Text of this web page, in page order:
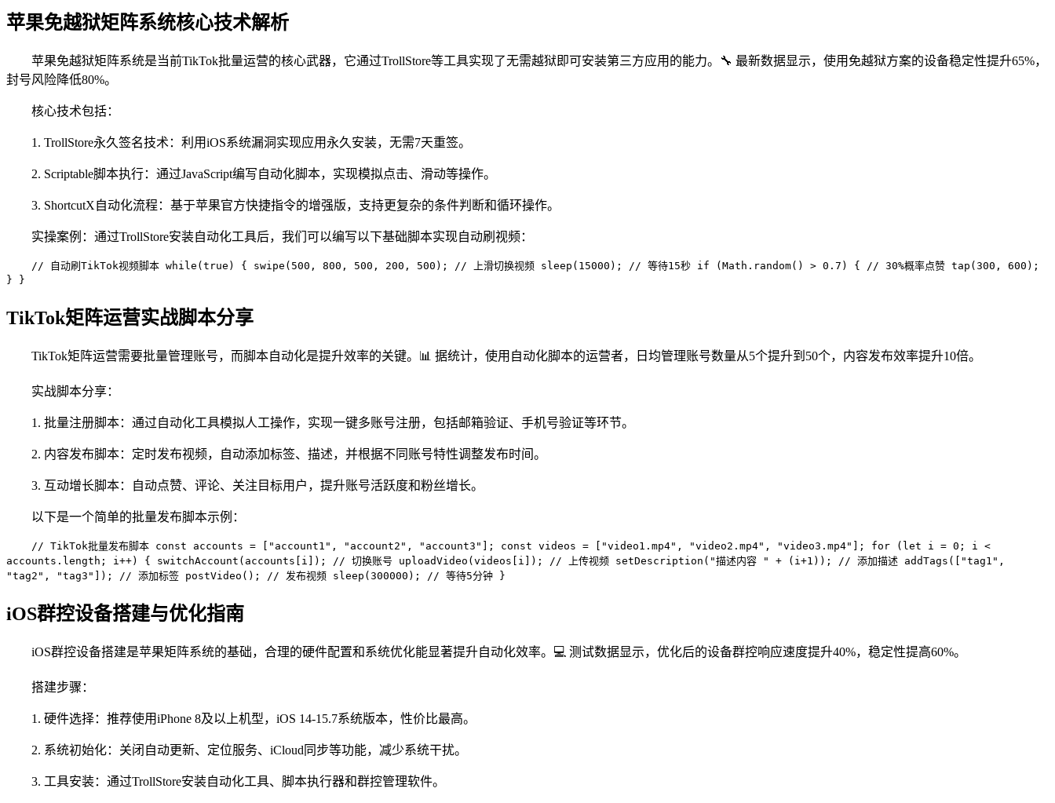
苹果免越狱矩阵系统核心技术解析
苹果免越狱矩阵系统是当前TikTok批量运营的核心武器，它通过TrollStore等工具实现了无需越狱即可安装第三方应用的能力。🔧 最新数据显示，使用免越狱方案的设备稳定性提升65%，
封号风险降低80%。
核心技术包括：
1. TrollStore永久签名技术：利用iOS系统漏洞实现应用永久安装，无需7天重签。
2. Scriptable脚本执行：通过JavaScript编写自动化脚本，实现模拟点击、滑动等操作。
3. ShortcutX自动化流程：基于苹果官方快捷指令的增强版，支持更复杂的条件判断和循环操作。
实操案例：通过TrollStore安装自动化工具后，我们可以编写以下基础脚本实现自动刷视频：
// 自动刷TikTok视频脚本 while(true) { swipe(500, 800, 500, 200, 500); // 上滑切换视频 sleep(15000); // 等待15秒 if (Math.random() > 0.7) { // 30%概率点赞 tap(300, 600);
} }
TikTok矩阵运营实战脚本分享
TikTok矩阵运营需要批量管理账号，而脚本自动化是提升效率的关键。📊 据统计，使用自动化脚本的运营者，日均管理账号数量从5个提升到50个，内容发布效率提升10倍。
实战脚本分享：
1. 批量注册脚本：通过自动化工具模拟人工操作，实现一键多账号注册，包括邮箱验证、手机号验证等环节。
2. 内容发布脚本：定时发布视频，自动添加标签、描述，并根据不同账号特性调整发布时间。
3. 互动增长脚本：自动点赞、评论、关注目标用户，提升账号活跃度和粉丝增长。
以下是一个简单的批量发布脚本示例：
// TikTok批量发布脚本 const accounts = ["account1", "account2", "account3"]; const videos = ["video1.mp4", "video2.mp4", "video3.mp4"]; for (let i = 0; i <
accounts.length; i++) { switchAccount(accounts[i]); // 切换账号 uploadVideo(videos[i]); // 上传视频 setDescription("描述内容 " + (i+1)); // 添加描述 addTags(["tag1",
"tag2", "tag3"]); // 添加标签 postVideo(); // 发布视频 sleep(300000); // 等待5分钟 }
iOS群控设备搭建与优化指南
iOS群控设备搭建是苹果矩阵系统的基础，合理的硬件配置和系统优化能显著提升自动化效率。💻 测试数据显示，优化后的设备群控响应速度提升40%，稳定性提高60%。
搭建步骤：
1. 硬件选择：推荐使用iPhone 8及以上机型，iOS 14-15.7系统版本，性价比最高。
2. 系统初始化：关闭自动更新、定位服务、iCloud同步等功能，减少系统干扰。
3. 工具安装：通过TrollStore安装自动化工具、脚本执行器和群控管理软件。